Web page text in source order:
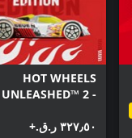
HOT WHEELS
UNLEASHED™ 2 -
Legendary Edition
٣٢٧٫٥٠ ر.ق.‏+